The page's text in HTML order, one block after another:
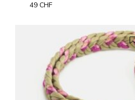
49CHF